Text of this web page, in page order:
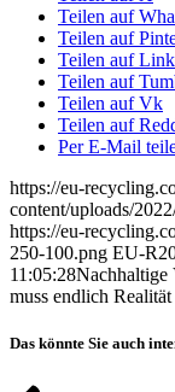
Teilen auf
Teilen auf
Teilen auf
Teilen auf
Teilen auf Vk
Teilen auf
Per E-Mail
https://eu-
content/uploads/
https://eu-
250-100.png EU-R
11:05:28Nachhaltige
muss endlich
Das könnte Sie auch